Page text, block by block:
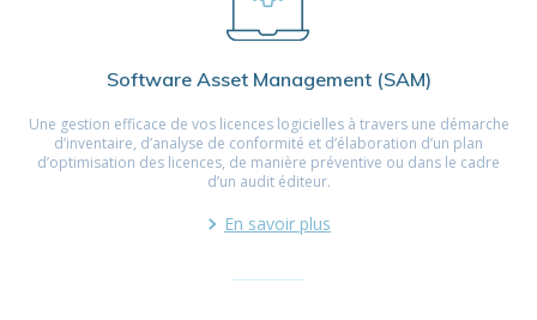
Software Asset Management (SAM)
Une gestion efficace de vos licences logicielles à travers une démarche
d’inventaire, d’analyse de conformité et d’élaboration d’un plan
d’optimisation des licences, de manière préventive ou dans le cadre
d’un audit éditeur.
En savoir plus